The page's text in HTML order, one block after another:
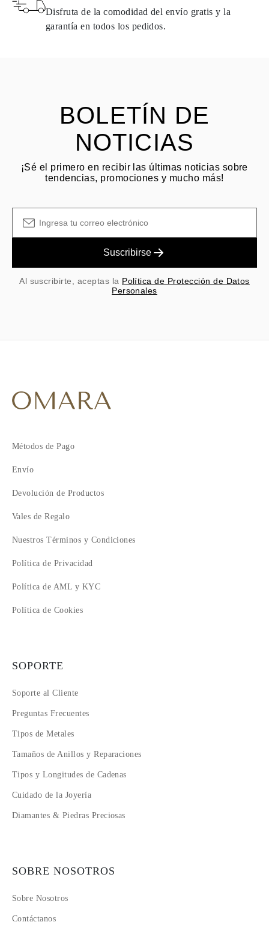
naturales pueden devolverse bajo las mismas condiciones —
a partir de la fecha de entrega del
Disfruta de la comodidad del envío gratis y la
garantía en todos los pedidos.
BOLETÍN DE
NOTICIAS
¡Sé el primero en recibir las últimas noticias sobre
tendencias, promociones y mucho más!
Suscribirse
Al suscribirte, aceptas la Política de Protección de Datos
Personales
Métodos de Pago
Envío
Devolución de Productos
Vales de Regalo
Nuestros Términos y Condiciones
Política de Privacidad
Política de AML y KYC
Política de Cookies
SOPORTE
Soporte al Cliente
Preguntas Frecuentes
Tipos de Metales
Tamaños de Anillos y Reparaciones
Tipos y Longitudes de Cadenas
Cuidado de la Joyería
Diamantes & Piedras Preciosas
SOBRE NOSOTROS
Sobre Nosotros
Contáctanos